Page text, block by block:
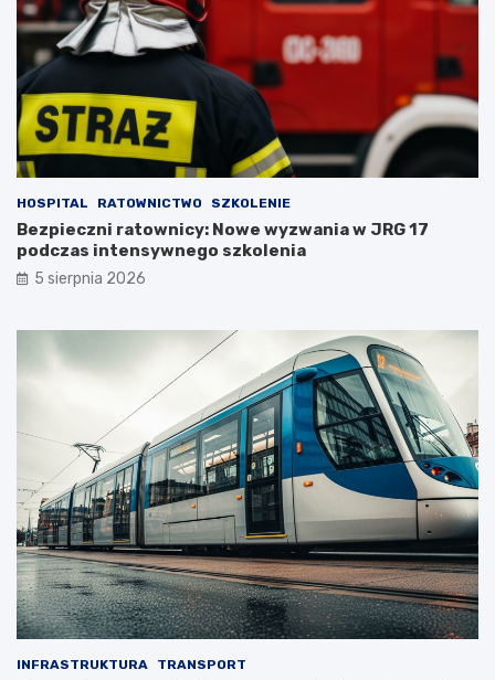
HOSPITAL RATOWNICTWO SZKOLENIE
Bezpieczni ratownicy: Nowe wyzwania w JRG 17
podczas intensywnego szkolenia
5 sierpnia 2026
INFRASTRUKTURA TRANSPORT